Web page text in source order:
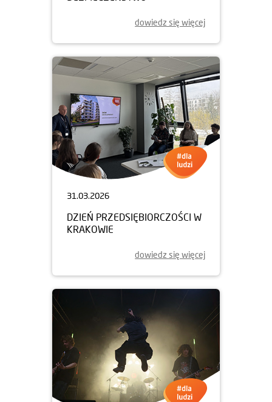
dowiedz się więcej
31.03.2026
DZIEŃ PRZEDSIĘBIORCZOŚCI W
KRAKOWIE
dowiedz się więcej